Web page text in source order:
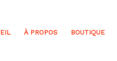
À PROPOS BOUTIQUE